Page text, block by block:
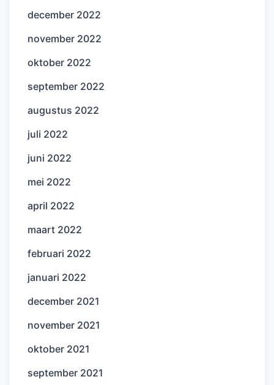
december 2022
november 2022
oktober 2022
september 2022
augustus 2022
juli 2022
juni 2022
mei 2022
april 2022
maart 2022
februari 2022
januari 2022
december 2021
november 2021
oktober 2021
september 2021